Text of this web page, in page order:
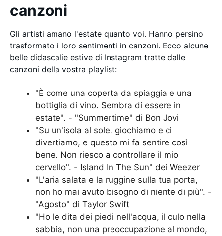
canzoni
Gli artisti amano l'estate quanto voi. Hanno persino
trasformato i loro sentimenti in canzoni. Ecco alcune
belle didascalie estive di Instagram tratte dalle
canzoni della vostra playlist:
"È come una coperta da spiaggia e una
bottiglia di vino. Sembra di essere in
estate". - "Summertime" di Bon Jovi
"Su un'isola al sole, giochiamo e ci
divertiamo, e questo mi fa sentire così
bene. Non riesco a controllare il mio
cervello". - Island In The Sun" dei Weezer
"L'aria salata e la ruggine sulla tua porta,
non ho mai avuto bisogno di niente di più". -
"Agosto" di Taylor Swift
"Ho le dita dei piedi nell'acqua, il culo nella
sabbia, non una preoccupazione al mondo,